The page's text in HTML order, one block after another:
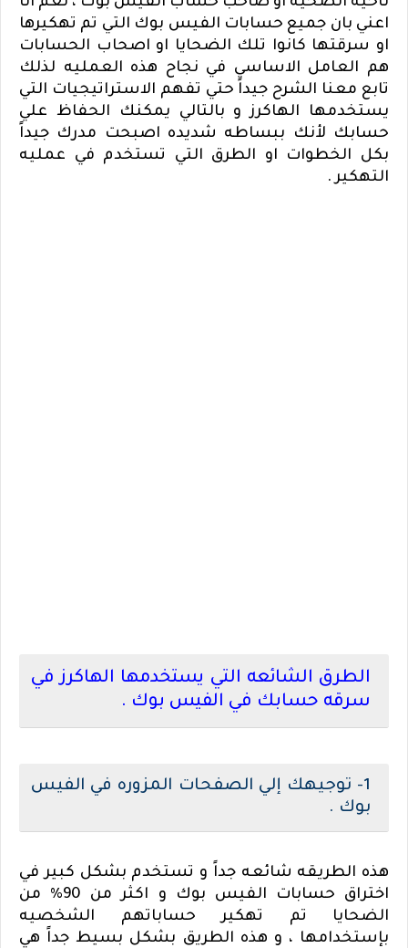
اعني بان جميع حسابات الفيس بوك التي تم تهكيرها
او سرقتها كانوا تلك الضحايا او اصحاب الحسابات
هم العامل الاساسي في نجاح هذه العمليه لذلك
تابع معنا الشرح جيداً حتي تفهم الاستراتيجيات التي
يستخدمها الهاكرز و بالتالي يمكنك الحفاظ علي
حسابك لأنك ببساطه شديده اصبحت مدرك جيداً
بكل الخطوات او الطرق التي تستخدم في عمليه
التهكير .
الطرق الشائعه التي يستخدمها الهاكرز في
سرقه حسابك في الفيس بوك .
1- توجيهك إلي الصفحات المزوره في الفيس
بوك .
هذه الطريقه شائعه جداً و تستخدم بشكل كبير في
اختراق حسابات الفيس بوك و اكثر من 90% من
الضحايا تم تهكير حساباتهم الشخصيه
بإستخدامها ، و هذه الطريق بشكل بسيط جداً هي